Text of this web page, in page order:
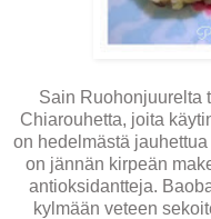
Sain Ruohonjuurelta
Chiarouhetta, joita
on hedelmästä
on jännän kirpeän
antioksidantteja.
kylmään veteen